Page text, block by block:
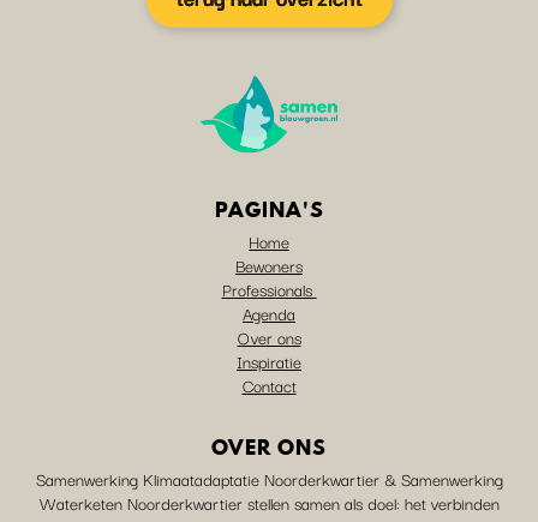
PAGINA'S
Home
Bewoners
Professionals
Agenda
Over ons
Inspiratie
Contact
OVER ONS
Samenwerking Klimaatadaptatie Noorderkwartier & Samenwerking
Waterketen Noorderkwartier stellen samen als doel: het verbinden